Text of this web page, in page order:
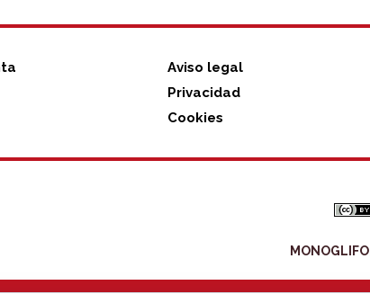
Aviso legal
Privacidad
Cookies
MONOGLIFO